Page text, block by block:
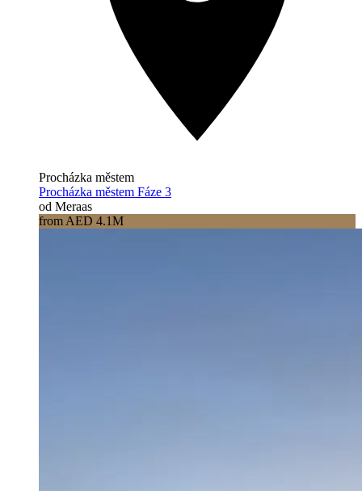
Procházka městem
Procházka městem Fáze 3
od Meraas
from AED 4.1M